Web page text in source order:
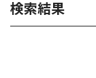
検索結果